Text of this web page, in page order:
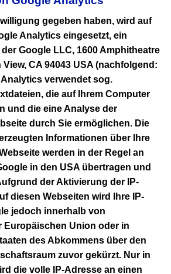
gegeben haben, wird auf
Analytics eingesetzt, ein
Google LLC, 1600 Amphitheatre
View, CA 94043 USA (nachfolgend:
Analytics verwendet sog.
die auf Ihrem Computer
und die eine Analyse der
durch Sie ermöglichen. Die
Informationen über Ihre
werden in der Regel an
in den USA übertragen und
der Aktivierung der IP-
diesen Webseiten wird Ihre IP-
jedoch innerhalb von
Europäischen Union oder in
des Abkommens über den
zuvor gekürzt. Nur in
die volle IP-Adresse an einen